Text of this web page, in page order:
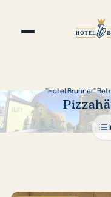
"Hotel Brunner"